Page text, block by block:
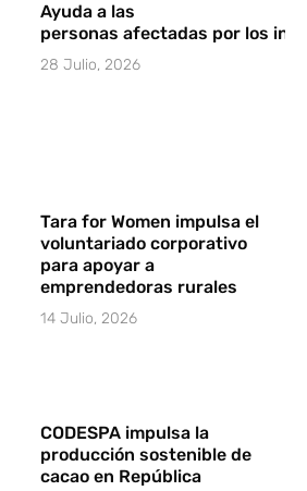
Ayuda a las
personas afectadas por los
28 Julio, 2026
Tara for Women impulsa el
voluntariado corporativo
para apoyar a
emprendedoras rurales
14 Julio, 2026
CODESPA impulsa la
producción sostenible de
cacao en República